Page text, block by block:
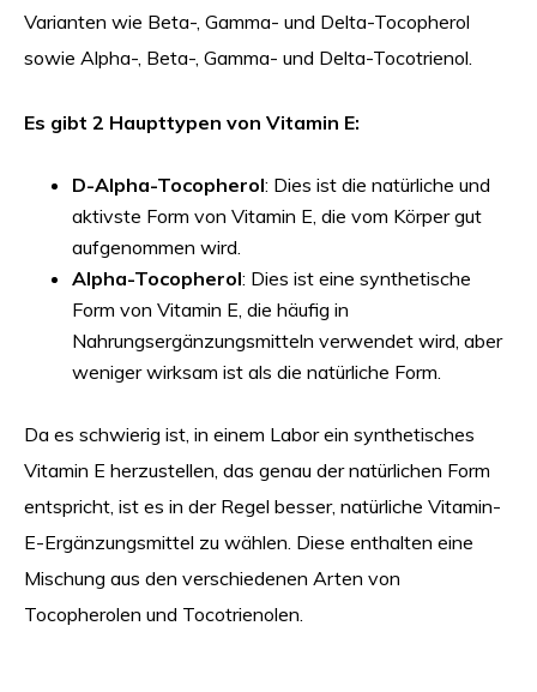
Varianten wie Beta-, Gamma- und Delta-Tocopherol
sowie Alpha-, Beta-, Gamma- und Delta-Tocotrienol.
Es gibt 2 Haupttypen von Vitamin E:
D-Alpha-Tocopherol: Dies ist die natürliche und
aktivste Form von Vitamin E, die vom Körper gut
aufgenommen wird.
Alpha-Tocopherol: Dies ist eine synthetische
Form von Vitamin E, die häufig in
Nahrungsergänzungsmitteln verwendet wird, aber
weniger wirksam ist als die natürliche Form.
Da es schwierig ist, in einem Labor ein synthetisches
Vitamin E herzustellen, das genau der natürlichen Form
entspricht, ist es in der Regel besser, natürliche Vitamin-
E-Ergänzungsmittel zu wählen. Diese enthalten eine
Mischung aus den verschiedenen Arten von
Tocopherolen und Tocotrienolen.